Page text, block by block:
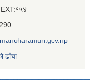
ढाँचा